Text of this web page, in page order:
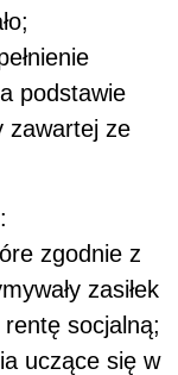
podstawie
zawartej ze
:
zgodnie z
zasiłek
socjalną;
uczące się w